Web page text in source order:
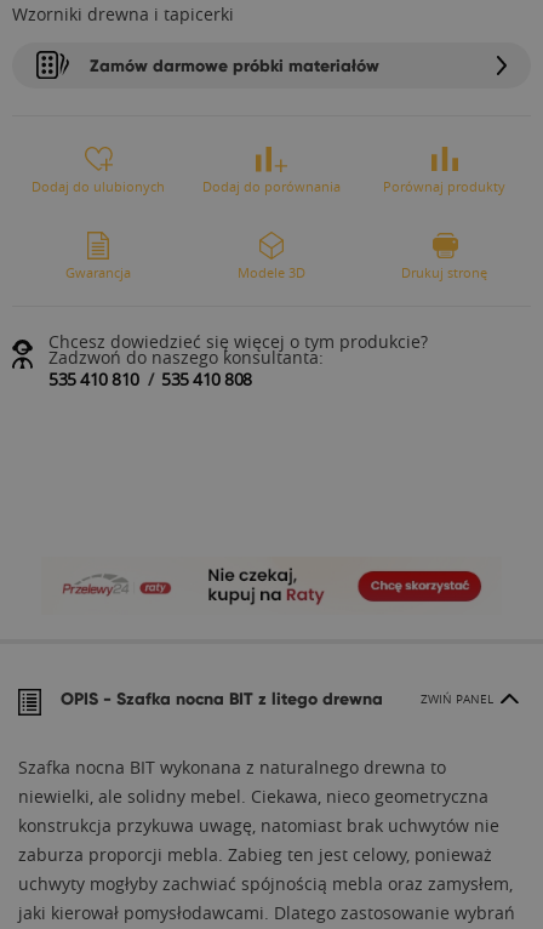
Wzorniki drewna i tapicerki
Zamów darmowe próbki materiałów
Dodaj do ulubionych Dodaj do porównania Porównaj produkty
Gwarancja Modele 3D Drukuj stronę
Chcesz dowiedzieć się więcej o tym produkcie?
Zadzwoń do naszego konsultanta:
535 410 810/ 535 410 808
OPIS - Szafka nocna BIT z litego drewna ZWIŃ PANEL
Szafka nocna BIT wykonana z naturalnego drewna to
niewielki, ale solidny mebel. Ciekawa, nieco geometryczna
konstrukcja przykuwa uwagę, natomiast brak uchwytów nie
zaburza proporcji mebla. Zabieg ten jest celowy, ponieważ
uchwyty mogłyby zachwiać spójnością mebla oraz zamysłem,
jaki kierował pomysłodawcami. Dlatego zastosowanie wybrań